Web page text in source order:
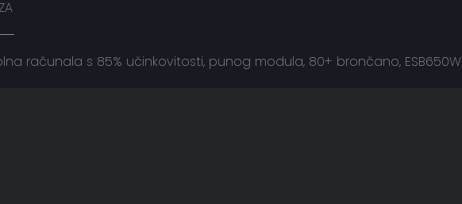
računala s 85% učinkovitosti, punog modula, 80+ brončano, ESB650W